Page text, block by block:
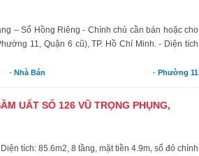
– Sổ Hồng Riêng - Chính chủ cần bán hoặc cho
11, Quận 6 cũ), TP. Hồ Chí Minh. - Diện tích
- Nhà Bán - Phường 11
UẤT SỐ 126 VŨ TRỌNG PHỤNG,
tích: 85.6m2, 8 tầng, mặt tiền 4.9m, sổ đỏ chính